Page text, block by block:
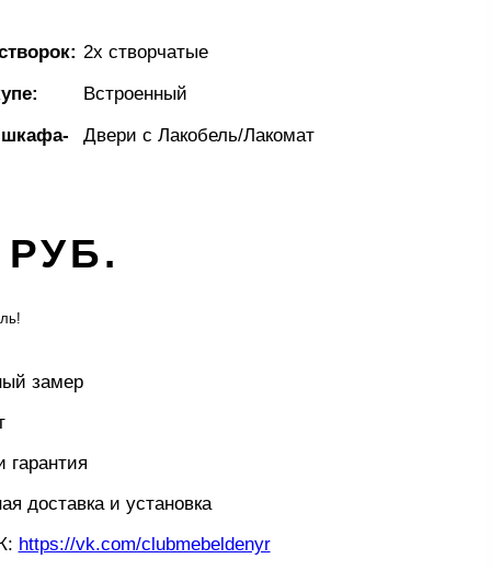
2х створчатые
Встроенный
шкафа-
Двери с Лакобель/Лакомат
РУБ.
замер
гарантия
доставка и установка
https://vk.com/clubmebeldenyr